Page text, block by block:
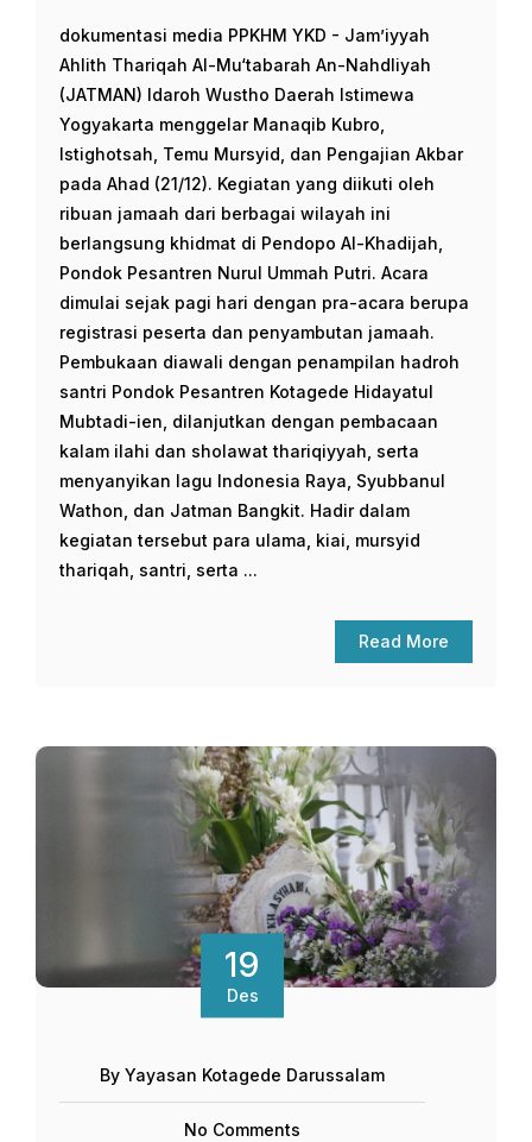
dokumentasi media PPKHM YKD - Jam’iyyah
Ahlith Thariqah Al-Mu‘tabarah An-Nahdliyah
(JATMAN) Idaroh Wustho Daerah Istimewa
Yogyakarta menggelar Manaqib Kubro,
Istighotsah, Temu Mursyid, dan Pengajian Akbar
pada Ahad (21/12). Kegiatan yang diikuti oleh
ribuan jamaah dari berbagai wilayah ini
berlangsung khidmat di Pendopo Al-Khadijah,
Pondok Pesantren Nurul Ummah Putri. Acara
dimulai sejak pagi hari dengan pra-acara berupa
registrasi peserta dan penyambutan jamaah.
Pembukaan diawali dengan penampilan hadroh
santri Pondok Pesantren Kotagede Hidayatul
Mubtadi-ien, dilanjutkan dengan pembacaan
kalam ilahi dan sholawat thariqiyyah, serta
menyanyikan lagu Indonesia Raya, Syubbanul
Wathon, dan Jatman Bangkit. Hadir dalam
kegiatan tersebut para ulama, kiai, mursyid
thariqah, santri, serta ...
Read More
19
Des
By Yayasan Kotagede Darussalam
No Comments